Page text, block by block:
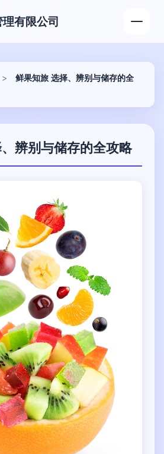
有限公司
>
鲜果知旅 选择、辨别与储存的全
辨别与储存的全攻略